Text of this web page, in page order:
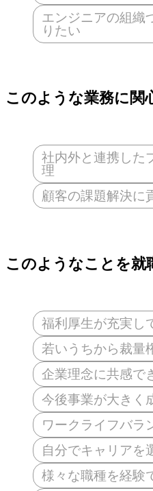
エンジニアの組織
りたい
このような業務に関
社内外と連携した
理
顧客の課題解決に
このようなことを就
福利厚生が充実し
若いうちから裁量
企業理念に共感で
今後事業が大きく
ワークライフバラ
自分でキャリアを
様々な職種を経験